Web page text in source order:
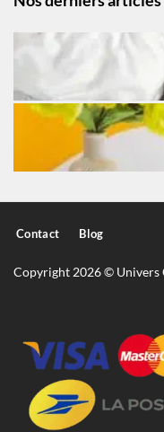
Contact Blog
Copyright 2026 © Univers